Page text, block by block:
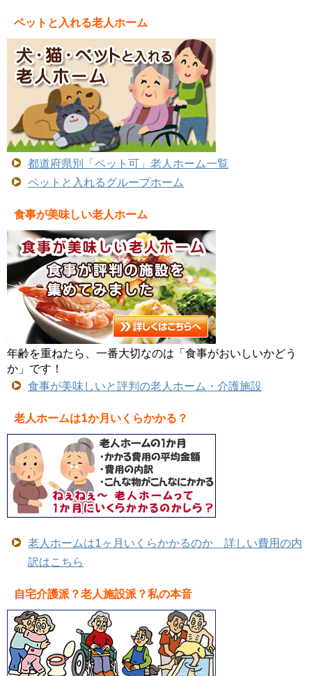
ペットと入れる老人ホーム
都道府県別「ペット可」老人ホーム一覧
ペットと入れるグループホーム
食事が美味しい老人ホーム
年齢を重ねたら、一番大切なのは「食事がおいしいかどう
か」です！
食事が美味しいと評判の老人ホーム・介護施設
老人ホームは1か月いくらかかる？
老人ホームは1ヶ月いくらかかるのか 詳しい費用の内
訳はこちら
自宅介護派？老人施設派？私の本音